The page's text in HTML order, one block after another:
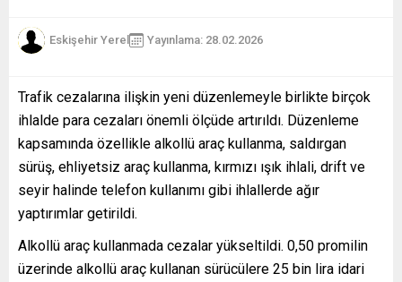
Eskişehir Yerel Yayınlama: 28.02.2026
Trafik cezalarına ilişkin yeni düzenlemeyle birlikte birçok
ihlalde para cezaları önemli ölçüde artırıldı. Düzenleme
kapsamında özellikle alkollü araç kullanma, saldırgan
sürüş, ehliyetsiz araç kullanma, kırmızı ışık ihlali, drift ve
seyir halinde telefon kullanımı gibi ihlallerde ağır
yaptırımlar getirildi.
Alkollü araç kullanmada cezalar yükseltildi. 0,50 promilin
üzerinde alkollü araç kullanan sürücülere 25 bin lira idari